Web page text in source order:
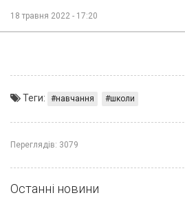
18 травня 2022 - 17:20
Теги: навчання школи
Переглядів: 3079
Останні новини